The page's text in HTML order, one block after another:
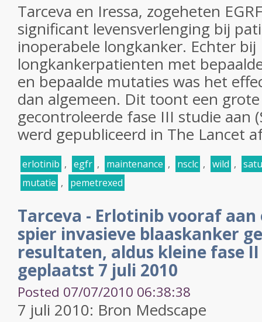
Tarceva en Iressa, zogeheten
significant levensverlenging bij
inoperabele longkanker. Echter bij
longkankerpatienten met
en bepaalde mutaties was het
dan algemeen. Dit toont een
gecontroleerde fase III studie aan
werd gepubliceerd in The Lancet
erlotinib , egfr , maintenance , nsclc , wild ,
mutatie , pemetrexed
Tarceva - Erlotinib vooraf
spier invasieve blaaskanker
resultaten, aldus kleine fase
geplaatst 7 juli 2010
Posted 07/07/2010 06:38:38
7 juli 2010: Bron Medscape